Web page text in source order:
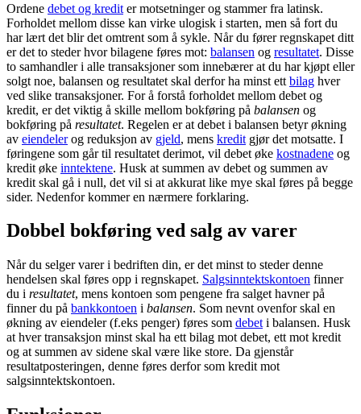
Ordene debet og kredit er motsetninger og stammer fra latinsk.
Forholdet mellom disse kan virke ulogisk i starten, men så fort du
har lært det blir det omtrent som å sykle. Når du fører regnskapet ditt
er det to steder hvor bilagene føres mot: balansen og resultatet. Disse
to samhandler i alle transaksjoner som innebærer at du har kjøpt eller
solgt noe, balansen og resultatet skal derfor ha minst ett bilag hver
ved slike transaksjoner. For å forstå forholdet mellom debet og
kredit, er det viktig å skille mellom bokføring på balansen og
bokføring på resultatet. Regelen er at debet i balansen betyr økning
av eiendelerog reduksjon av gjeld, mens kredit gjør det motsatte. I
føringene som går til resultatet derimot, vil debet øke kostnadene og
kredit øke inntektene. Husk at summen av debet og summen av
kredit skal gå i null, det vil si at akkurat like mye skal føres på begge
sider. Nedenfor kommer en nærmere forklaring.
Dobbel bokføring ved salg av varer
Når du selger varer i bedriften din, er det minst to steder denne
hendelsen skal føres opp i regnskapet. Salgsinntektskontoen finner
du i resultatet, mens kontoen som pengene fra salget havner på
finner du på bankkontoen i balansen. Som nevnt ovenfor skal en
økning av eiendeler (f.eks penger) føres som debet i balansen. Husk
at hver transaksjon minst skal ha ett bilag mot debet, ett mot kredit
og at summen av sidene skal være like store. Da gjenstår
resultatposteringen, denne føres derfor som kredit mot
salgsinntektskontoen.